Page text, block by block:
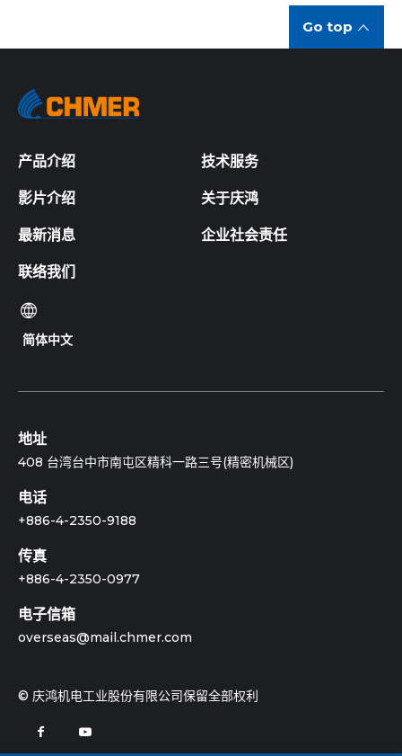
Go top
产品介绍 技术服务
影片介绍 关于庆鸿
最新消息 企业社会责任
联络我们
简体中文
地址
408 台湾台中市南屯区精科一路三号(精密机械区)
电话
+886-4-2350-9188
传真
+886-4-2350-0977
电子信箱
overseas@mail.chmer.com
© 庆鸿机电工业股份有限公司保留全部权利